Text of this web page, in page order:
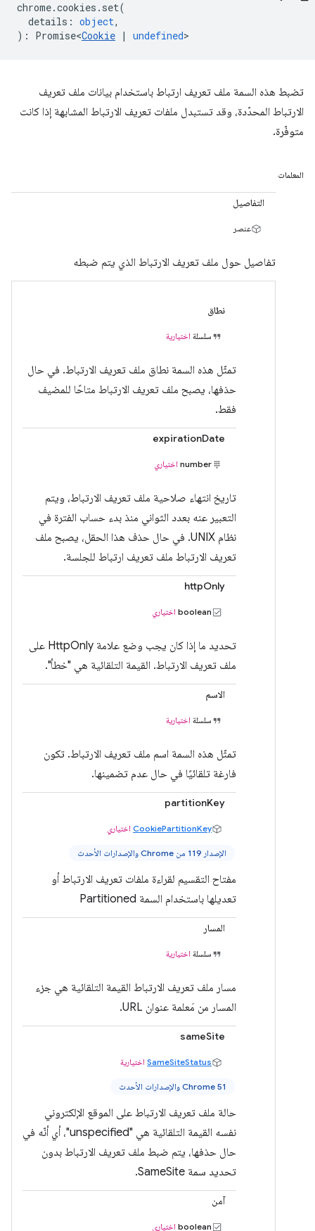
chrome.cookies . set(
details : object,
) : Promise<Cookie | undefined>
تضبط هذه السمة ملف تعريف ارتباط باستخدام بيانات ملف تعريف
الارتباط المحدّدة، وقد تستبدل ملفات تعريف الارتباط المشابهة إذا كانت
متوفّرة.
المعلمات
التفاصيل
عنصر
تفاصيل حول ملف تعريف الارتباط الذي يتم ضبطه
نطاق
سلسلة اختيارية
تمثّل هذه السمة نطاق ملف تعريف الارتباط. في حال
حذفها، يصبح ملف تعريف الارتباط متاحًا للمضيف
فقط.
expirationDate
number اختياري
تاريخ انتهاء صلاحية ملف تعريف الارتباط، ويتم
التعبير عنه بعدد الثواني منذ بدء حساب الفترة في
نظام UNIX. في حال حذف هذا الحقل، يصبح ملف
تعريف الارتباط ملف تعريف ارتباط للجلسة.
httpOnly
boolean اختياري
تحديد ما إذا كان يجب وضع علامة HttpOnly على
ملف تعريف الارتباط. القيمة التلقائية هي "خطأ".
الاسم
سلسلة اختيارية
تمثّل هذه السمة اسم ملف تعريف الارتباط. تكون
فارغة تلقائيًا في حال عدم تضمينها.
partitionKey
CookiePartitionKey اختياري
الإصدار 119 من Chrome والإصدارات الأحدث
مفتاح التقسيم لقراءة ملفات تعريف الارتباط أو
تعديلها باستخدام السمة Partitioned
المسار
سلسلة اختيارية
مسار ملف تعريف الارتباط القيمة التلقائية هي جزء
المسار من مَعلمة عنوان URL.
sameSite
SameSiteStatus اختيارية
Chrome 51 والإصدارات الأحدث
حالة ملف تعريف الارتباط على الموقع الإلكتروني
نفسه القيمة التلقائية هي "unspecified"، أي أنّه في
حال حذفها، يتم ضبط ملف تعريف الارتباط بدون
تحديد سمة SameSite.
آمن
boolean اختياري